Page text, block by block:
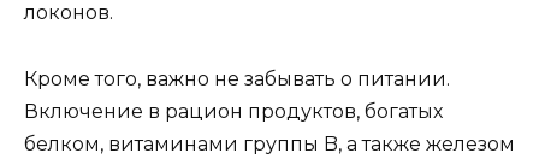
локонов.
Кроме того, важно не забывать о питании.
Включение в рацион продуктов, богатых
белком, витаминами группы B, а также железом